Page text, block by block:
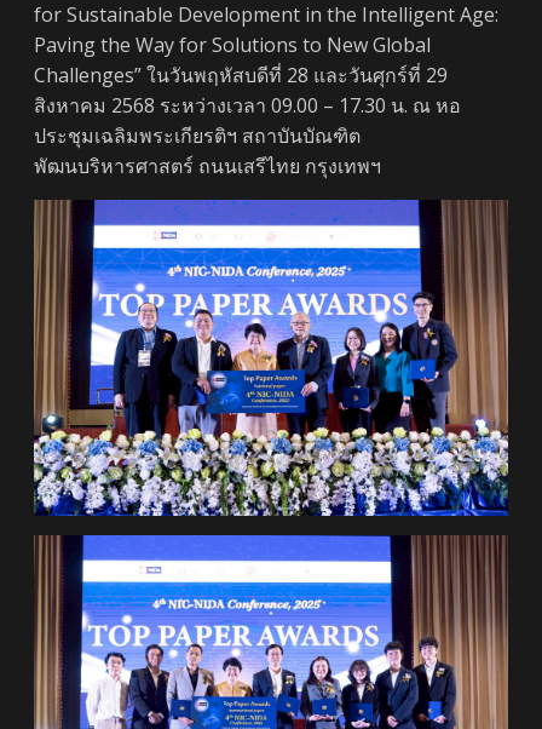
for Sustainable Development in the Intelligent Age:
Paving the Way for Solutions to New Global
Challenges” ในวันพฤหัสบดีที่ 28 และวันศุกร์ที่ 29
สิงหาคม 2568 ระหว่างเวลา 09.00 – 17.30 น. ณ หอ
ประชุมเฉลิมพระเกียรติฯ สถาบันบัณฑิต
พัฒนบริหารศาสตร์ ถนนเสรีไทย กรุงเทพฯ